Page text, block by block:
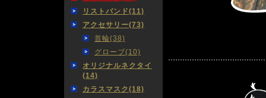
リストバンド(11)
アクセサリー(73)
首輪(38)
グローブ(10)
オリジナルネクタイ
(14)
カラスマスク(18)